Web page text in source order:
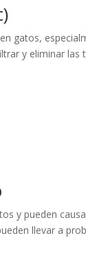
gatos,
y eliminar
y pueden
llevar a